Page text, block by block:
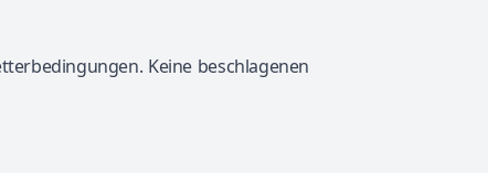
Keine beschlagenen